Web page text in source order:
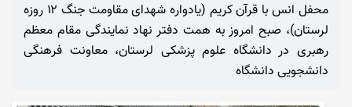
محفل انس با قرآن کریم (یادواره شهدای مقاومت جنگ ۱۲ روزه
لرستان)، صبح امروز به همت دفتر نهاد نمایندگی مقام معظم
رهبری در دانشگاه علوم پزشکی لرستان، معاونت فرهنگی
دانشجویی دانشگاه